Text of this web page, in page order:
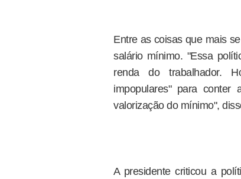
Entre as coisas que mais
salário mínimo. "Essa
renda do trabalhador.
impopulares" para
valorização do mínimo",
A presidente criticou a